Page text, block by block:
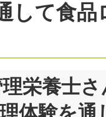
して食
栄養士
体験を通